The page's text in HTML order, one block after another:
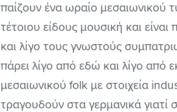
παίζουν ένα ωραίο μεσαιωνικού
τέτοιου είδους μουσική και
και λίγο τους γνωστούς
πάρει λίγο από εδώ και λίγο από
μεσαιωνικού folk με στοιχεία
τραγουδούν στα γερμανικά